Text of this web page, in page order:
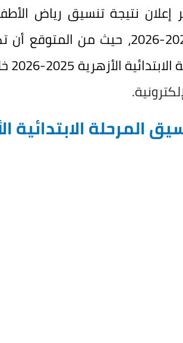
إعلان نتيجة تنسيق رياض
والصف الأول الابتدائي للعام الدراسي 2025-2026،
.
المرحلة الابتدائية